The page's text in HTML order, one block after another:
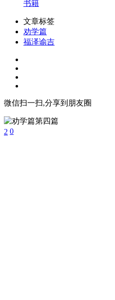
书籍
文章标签
劝学篇
福泽谕吉
微信扫一扫,分享到朋友圈
2 0